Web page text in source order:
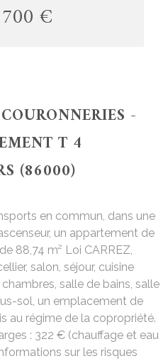
€
-
T 4
(86000)
en commun, dans une
un appartement de
88,74 m² Loi CARREZ,
salon, séjour, cuisine
salle de bains, salle
sol, un emplacement de
au régime de la copropriété.
: 322 € (chauffage et eau
sur les risques